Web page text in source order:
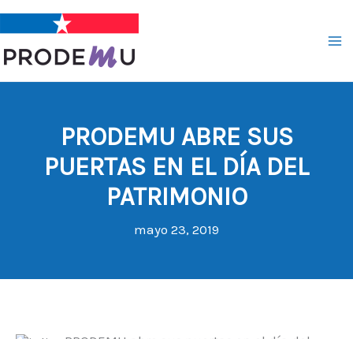
contenido
PRODEMU ABRE SUS
PUERTAS EN EL DÍA DEL
PATRIMONIO
mayo 23, 2019